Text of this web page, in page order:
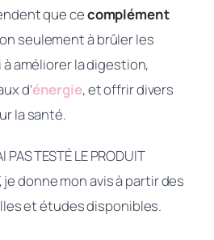
que cecomplément
seulement à brûler les
améliorer la digestion,
d’énergie, et offrir divers
la santé.
PAS TESTÉ LE PRODUIT
je donne mon avis à partir des
et études disponibles.